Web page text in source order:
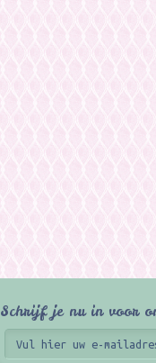
Schrijf je nu in voor